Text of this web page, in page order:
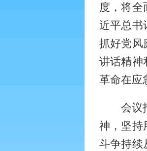
度，将全
近平总书
抓好党风
讲话精神
革命在应
会议
神，坚持
斗争持续